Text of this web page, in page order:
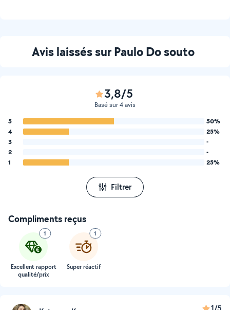
Avis laissés sur Paulo Do souto
3,8/5
Basé sur 4 avis
5
50%
4
25%
3
-
2
-
1
25%
Filtrer
Compliments reçus
1
Excellent rapport
qualité/prix
1
Super réactif